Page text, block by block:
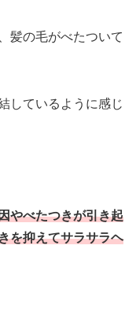
髪の毛がべたついて
しているように感じ
やべたつきが引き起
を抑えてサラサラヘ